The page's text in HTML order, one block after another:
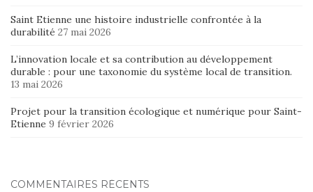
Saint Etienne une histoire industrielle confrontée à la
durabilité 27 mai 2026
L’innovation locale et sa contribution au développement
durable : pour une taxonomie du système local de transition.
13 mai 2026
Projet pour la transition écologique et numérique pour Saint-
Etienne 9 février 2026
COMMENTAIRES RÉCENTS